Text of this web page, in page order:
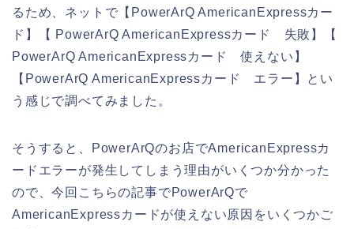
るため、ネットで【PowerArQ AmericanExpressカー
ド】【 PowerArQ AmericanExpressカード 失敗】【
PowerArQ AmericanExpressカード 使えない】
【PowerArQ AmericanExpressカード エラー】とい
う感じで調べてみました。
そうすると、PowerArQのお店でAmericanExpressカ
ードエラーが発生してしまう理由がいくつか分かった
ので、今回こちらの記事でPowerArQで
AmericanExpressカードが使えない原因をいくつかご